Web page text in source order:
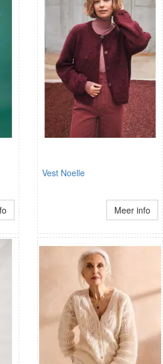
Vest Noelle
Meer info